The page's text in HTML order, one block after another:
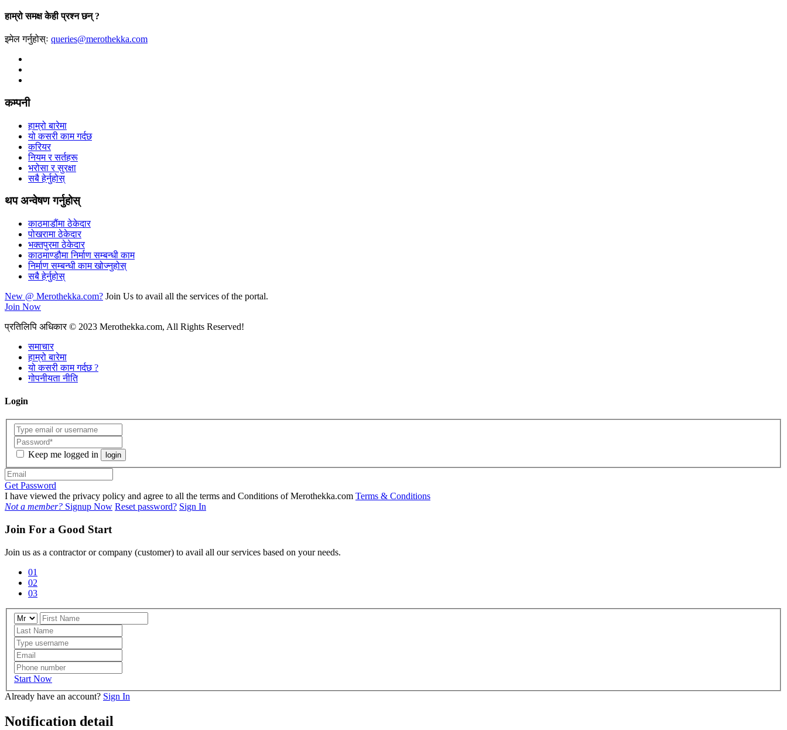
हाम्रो समक्ष केही प्रश्न छन् ?
इमेल गर्नुहोस्ः queries@merothekka.com
कम्पनी
हाम्रो बारेमा
यो कसरी काम गर्दछ
करियर
नियम र सर्तहरू
भरोसा र सुरक्षा
सबै हेर्नुहोस्
थप अन्वेषण गर्नुहोस्
काठमाडौंमा ठेकेदार
पोखरामा ठेकेदार
भक्तपुरमा ठेकेदार
काठमाण्डौमा निर्माण सम्बन्धी काम
निर्माण सम्बन्धी काम खोज्नुहोस्
सबै हेर्नुहोस्
New @ Merothekka.com? Join Us to avail all the services of the portal.
Join Now
प्रतिलिपि अधिकार© 2023 Merothekka.com, All Rights Reserved!
समाचार
हाम्रो बारेमा
यो कसरी काम गर्दछ ?
गोपनीयता नीति
Login
Keep me logged in login
Get Password
I have viewed the privacy policy and agree to all the terms and Conditions of Merothekka.com Terms & Conditions
Not a member? Signup Now Reset password? Sign In
Join For a Good Start
Join us as a contractor or company (customer) to avail all our services based on your needs.
01
02
03
Start Now
Already have an account? Sign In
Notification detail